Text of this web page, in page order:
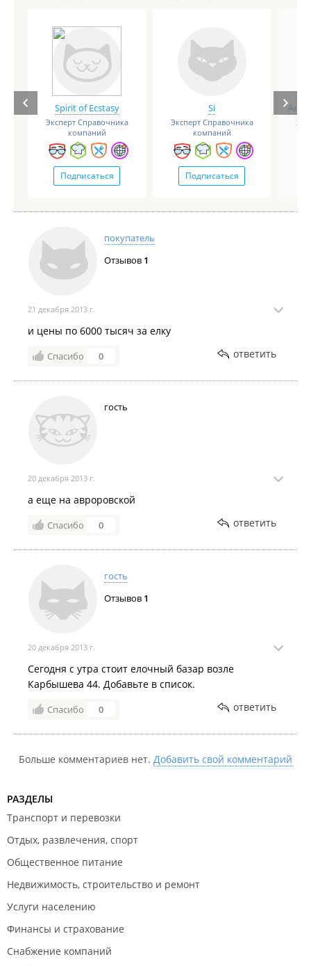
Spirit of Ecstasy
Эксперт Справочника
компаний
Подписаться
Si
Эксперт Справочника
компаний
Подписаться
покупатель
Отзывов 1
21 декабря 2013 г.
и цены по 6000 тысяч за елку
Спасибо 0 ответить
гость
20 декабря 2013 г.
а еще на авроровской
Спасибо 0 ответить
гость
Отзывов 1
20 декабря 2013 г.
Сегодня с утра стоит елочный базар возле
Карбышева 44. Добавьте в список.
Спасибо 0 ответить
Больше комментариев нет. Добавить свой комментарий
РАЗДЕЛЫ
Транспорт и перевозки
Отдых, развлечения, спорт
Общественное питание
Недвижимость, строительство и ремонт
Услуги населению
Финансы и страхование
Снабжение компаний